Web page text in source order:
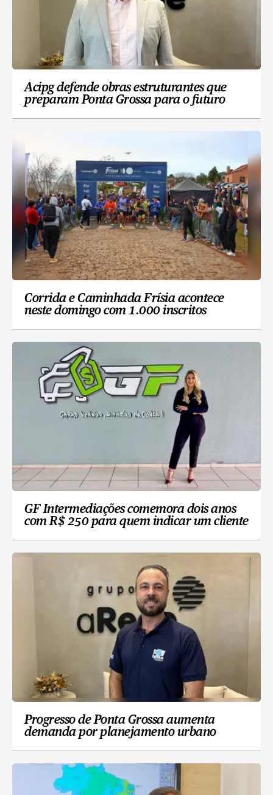
Acipg defende obras estruturantes que
preparam Ponta Grossa para o futuro
Corrida e Caminhada Frísia acontece
neste domingo com 1.000 inscritos
GF Intermediações comemora dois anos
com R$ 250 para quem indicar um cliente
Progresso de Ponta Grossa aumenta
demanda por planejamento urbano